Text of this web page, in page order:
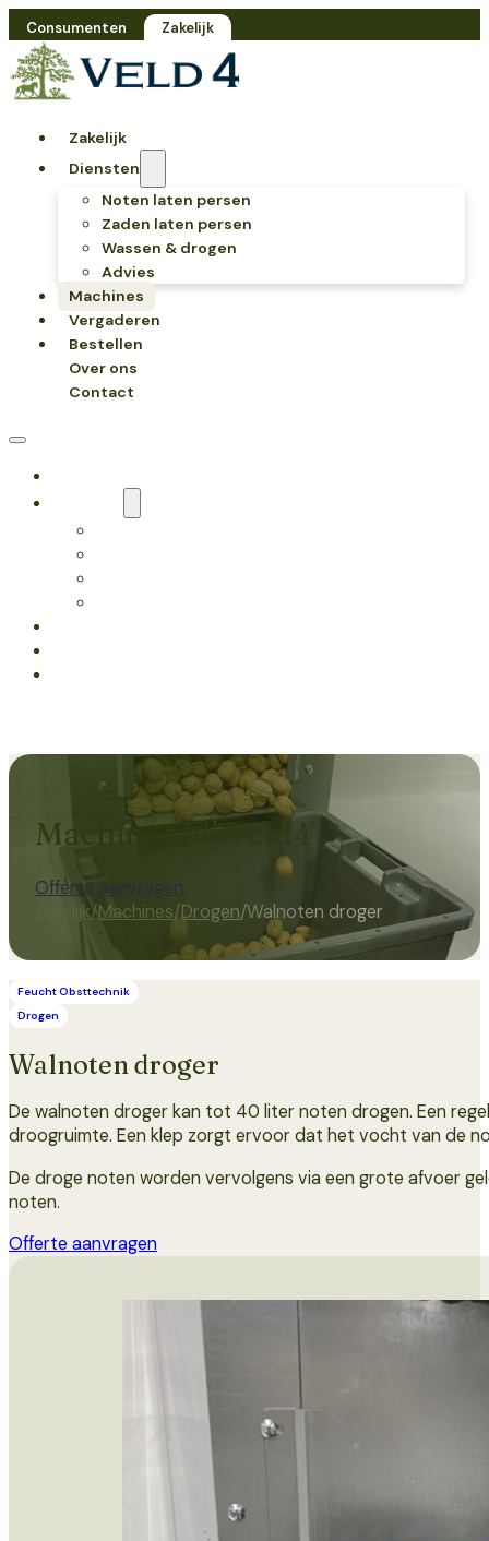
Consumenten Zakelijk
Zakelijk
Diensten
Noten laten persen
Zaden laten persen
Wassen & drogen
Advies
Machines
Vergaderen
Bestellen
Over ons
Contact
Machines bij Veld4
Offerte aanvragen
Zakelijk/Machines/Drogen/Walnoten droger
Feucht Obsttechnik
Drogen
Walnoten droger
De walnoten droger kan tot 40 liter noten drogen. Een
droogruimte. Een klep zorgt ervoor dat het vocht van de
De droge noten worden vervolgens via een grote afvoer
noten.
Offerte aanvragen